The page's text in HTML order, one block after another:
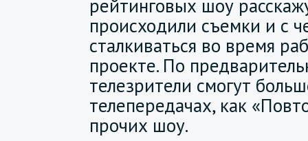
рейтинговых шоу
происходили съемки и с
сталкиваться во время
проекте. По
телезрители смогут
телепередачах, как
прочих шоу.